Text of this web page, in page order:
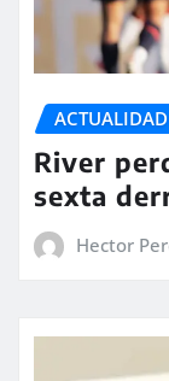
ACTUALIDAD
River
sexta
Hector